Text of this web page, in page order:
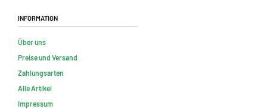
Information
Über uns
Preise und Versand
Zahlungsarten
Alle Artikel
Impressum